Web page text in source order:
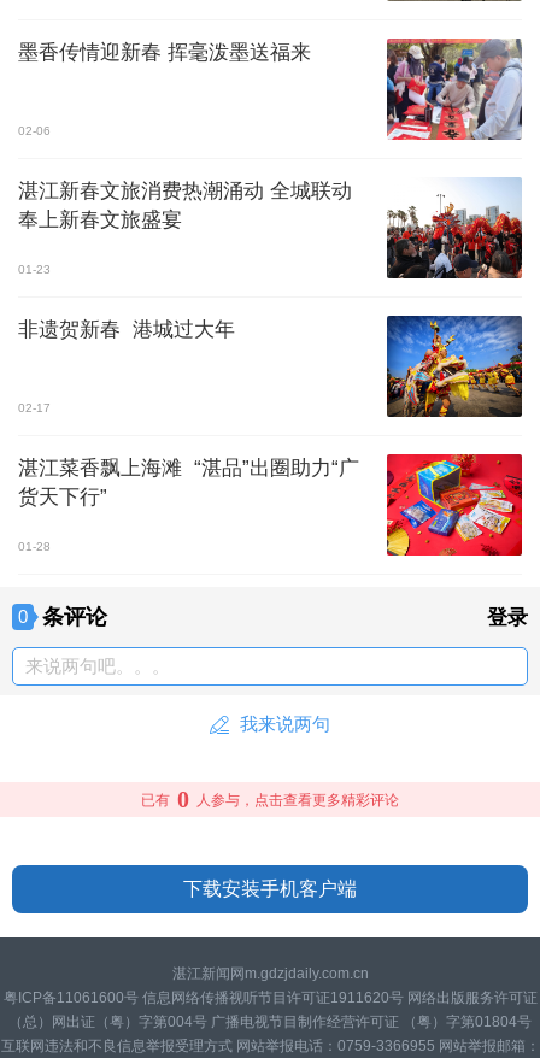
墨香传情迎新春 挥毫泼墨送福来
02-06
湛江新春文旅消费热潮涌动 全城联动
奉上新春文旅盛宴
01-23
非遗贺新春 港城过大年
02-17
湛江菜香飘上海滩 “湛品”出圈助力“广
货天下行”
01-28
0 条评论 登录
来说两句吧。。。
我来说两句
已有 0 人参与，点击查看更多精彩评论
下载安装手机客户端
湛江新闻网m.gdzjdaily.com.cn
粤ICP备11061600号 信息网络传播视听节目许可证1911620号 网络出版服务许可证
（总）网出证（粤）字第004号 广播电视节目制作经营许可证 （粤）字第01804号
互联网违法和不良信息举报受理方式 网站举报电话：0759-3366955 网站举报邮箱：